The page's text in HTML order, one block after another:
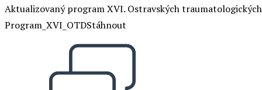
Aktualizovaný program XVI. Ostravských
Program_XVI_OTDStáhnout